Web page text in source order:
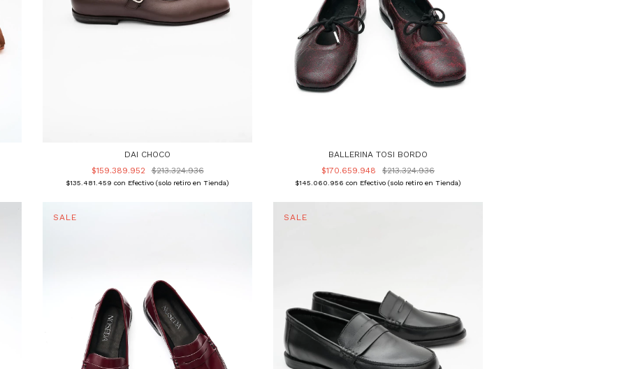
DAI CHOCO
$159.389.952
$213.324.936
$135.481.459 con Efectivo (solo retiro en Tienda)
BALLERINA TOSI BORDO
$170.659.948
$213.324.936
$145.060.956 con Efectivo (solo retiro en Tienda)